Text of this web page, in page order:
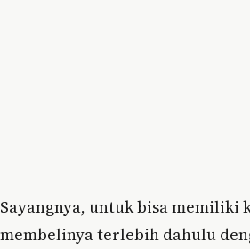
Sayangnya, untuk bisa memiliki
membelinya terlebih dahulu